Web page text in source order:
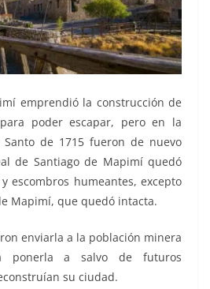
emprendió la construcción de
poder escapar, pero en la
Santo de 1715 fueron de nuevo
de Santiago de Mapimí quedó
escombros humeantes, excepto
Mapimí, que quedó intacta.
enviarla a la población minera
ponerla a salvo de futuros
su ciudad.